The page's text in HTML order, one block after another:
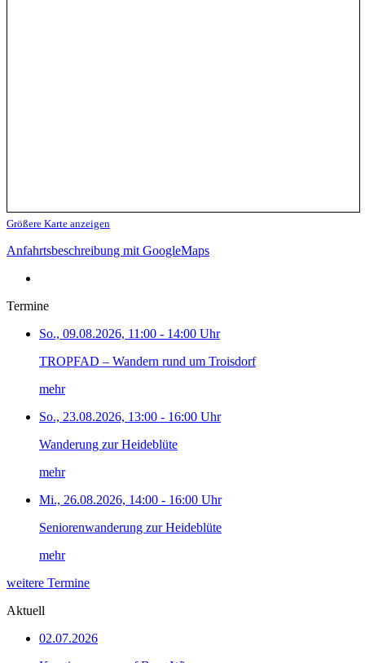
Größere Karte anzeigen
Anfahrtsbeschreibung mit GoogleMaps
Termine
So., 09.08.2026, 11:00 - 14:00 Uhr
TROPFAD – Wandern rund um Troisdorf
mehr
So., 23.08.2026, 13:00 - 16:00 Uhr
Wanderung zur Heideblüte
mehr
Mi., 26.08.2026, 14:00 - 16:00 Uhr
Seniorenwanderung zur Heideblüte
mehr
weitere Termine
Aktuell
02.07.2026